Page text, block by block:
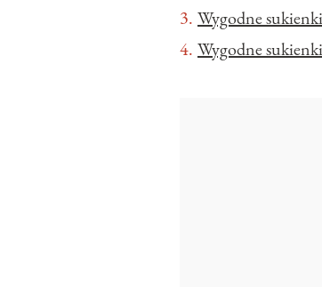
Wygodne
Wygodne